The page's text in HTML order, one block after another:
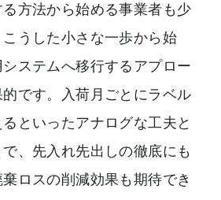
方法から始める事業者も少
うした小さな一歩から始
ステムへ移行するアプロー
です。入荷月ごとにラベル
といったアナログな工夫と
、先入れ先出しの徹底にも
ロスの削減効果も期待でき